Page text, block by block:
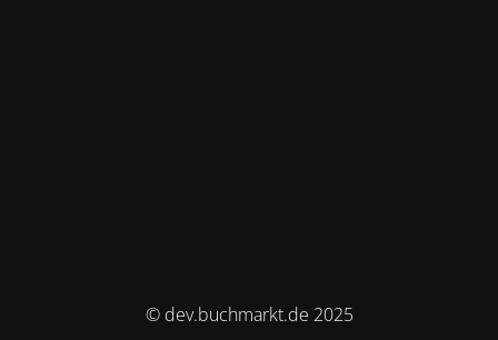
© dev.buchmarkt.de 2025